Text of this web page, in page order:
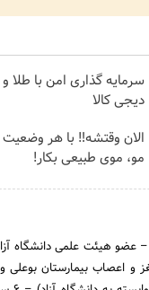
سرمایه گذاری امن با طلا
دیجی کالا
الان وقتشه‼️ با هر
مو، موی طبیعی بکار!
عضو هیئت علمی دانشگاه
و اعصاب بیمارستان